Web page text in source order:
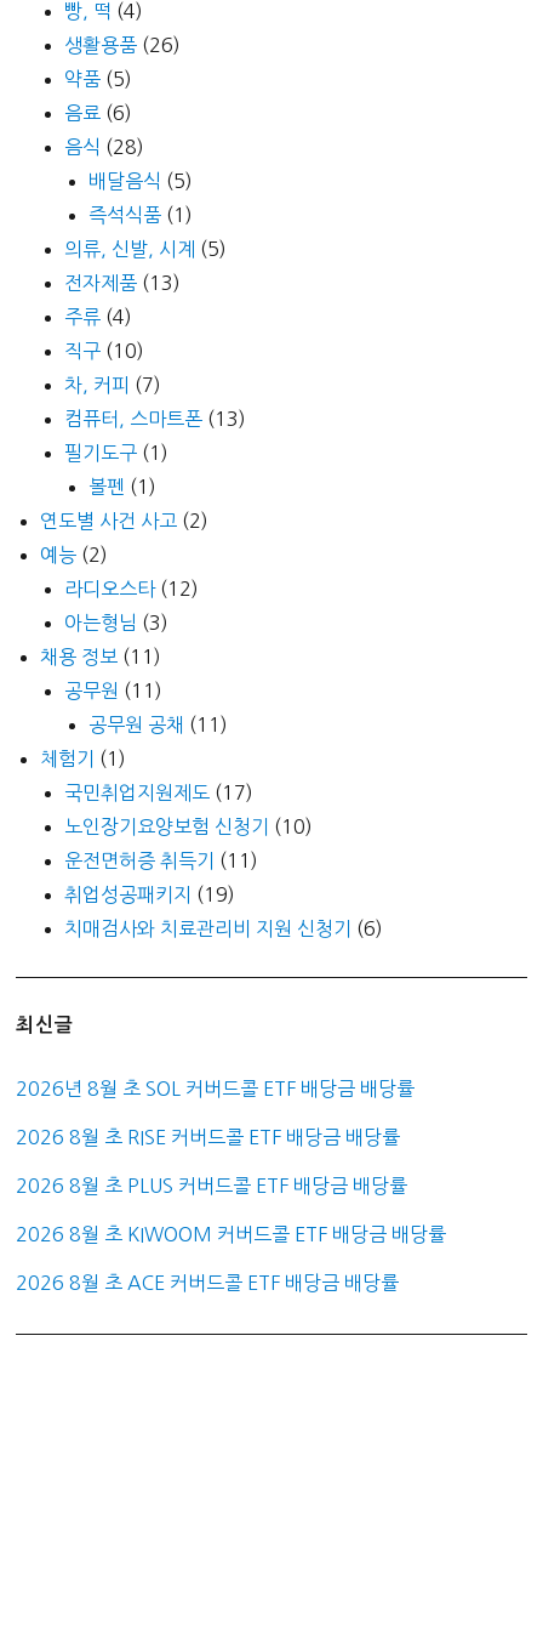
빵, 떡 (4)
생활용품 (26)
약품 (5)
음료 (6)
음식 (28)
배달음식 (5)
즉석식품 (1)
의류, 신발, 시계
(5)
전자제품 (13)
주류 (4)
직구 (10)
차, 커피 (7)
컴퓨터, 스마트폰 (13)
필기도구 (1)
볼펜 (1)
연도별 사건 사고 (2)
예능 (2)
라디오스타(12)
아는형님 (3)
채용 정보 (11)
공무원 (11)
공무원 공채 (11)
체험기
(1)
국민취업지원제도 (17)
노인장기요양보험 신청기
(10)
운전면허증 취득기
(11)
취업성공패키지
(19)
치매검사와 치료관리비 지원 신청기
(6)
최신글
2026년 8월 초 SOL 커버드콜 ETF 배당금 배당률
2026 8월 초 RISE 커버드콜 ETF 배당금 배당률
2026 8월 초 PLUS 커버드콜 ETF 배당금 배당률
2026 8월 초 KIWOOM 커버드콜 ETF 배당금 배당률
2026 8월 초 ACE 커버드콜 ETF 배당금 배당률